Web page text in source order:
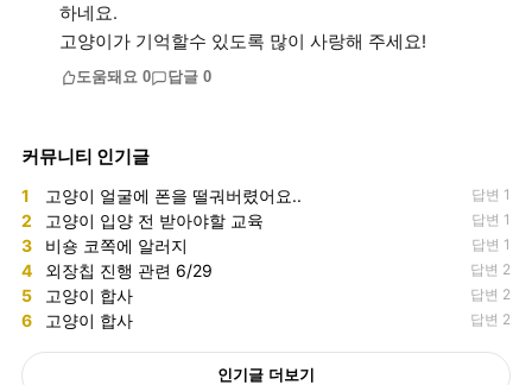
하네요.
고양이가 기억할수 있도록 많이 사랑해 주세요!
도움돼요 0 답글 0
커뮤니티 인기글
1 고양이 얼굴에 폰을 떨궈버렸어요.. 답변 1
2 고양이 입양 전 받아야할 교육 답변 1
3 비숑 코쪽에 알러지 답변 1
4 외장칩 진행 관련 6/29 답변 2
5 고양이 합사 답변 2
6 고양이 합사 답변 2
인기글 더보기